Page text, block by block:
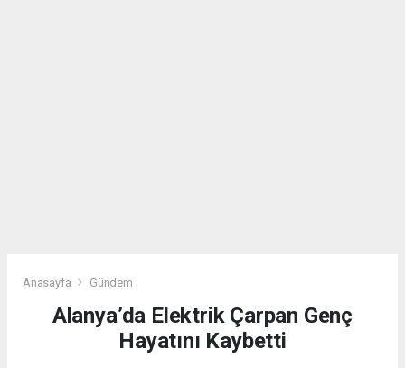
Anasayfa Gündem
Alanya’da Elektrik Çarpan Genç
Hayatını Kaybetti